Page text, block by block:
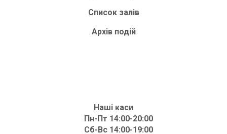
Список залів
Архів подій
Наші каси
Пн-Пт 14:00-20:00
Сб-Вс 14:00-19:00